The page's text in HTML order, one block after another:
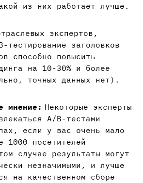
из них работает лучше.
экспертов,
тестирование заголовков
способно повысить
на 10-30% и более
точных данных нет).
мнение: Некоторые эксперты
A/B-тестами
если у вас очень мало
1000 посетителей
случае результаты могут
незначимыми, и лучше
на качественном сборе